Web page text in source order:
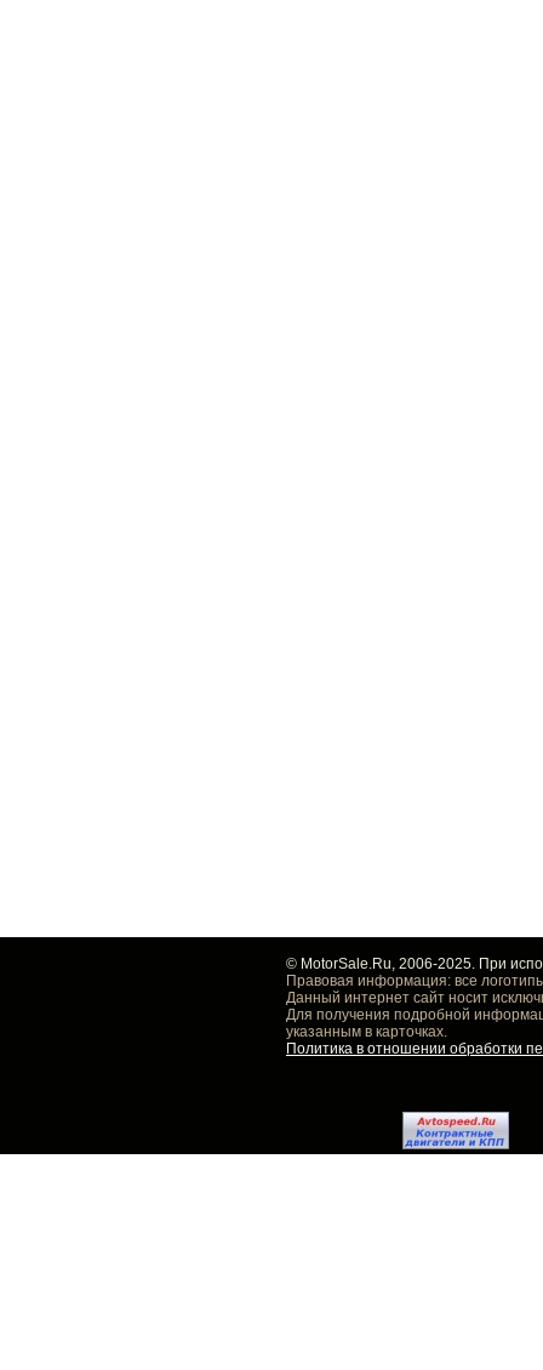
© MotorSale.Ru, 2006-2025. При
Правовая информация: все
Данный интернет сайт носит
Для получения подробной
указанным в карточках.
Политика в отношении обработки